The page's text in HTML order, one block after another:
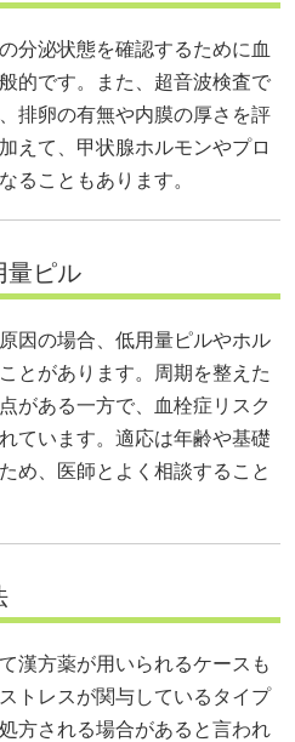
分泌状態を確認するために血
的です。また、超音波検査で
排卵の有無や内膜の厚さを評
えて、甲状腺ホルモンやプロ
ることもあります。
量ピル
因の場合、低用量ピルやホル
とがあります。周期を整えた
がある一方で、血栓症リスク
ています。適応は年齢や基礎
め、医師とよく相談すること
漢方薬が用いられるケースも
トレスが関与しているタイプ
方される場合があると言われ